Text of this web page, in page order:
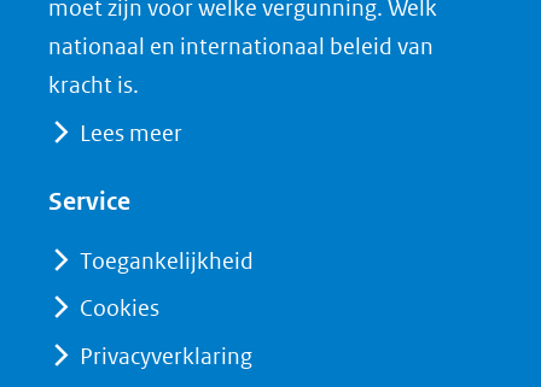
o
in
(verwijst
een
andere
I
(verwijst
andere
naar
moet zijn voor welke vergunning. Welk
nationaal en internationaal beleid van
kracht is.
Lees meer
Service
Toegankelijkheid
Cookies
Privacyverklaring